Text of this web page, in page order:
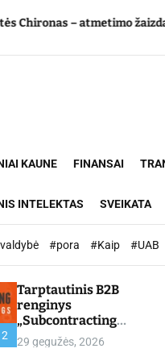
žaizda
itin
KAUNE FINANSAI
INTELEKTAS SVEIKATA
#pora #Kaip #UAB
2
Tarptautinis B2B
renginys
„Subcontracting
Meetings 2026“ –
chamber.lt
29 gegužės, 2026